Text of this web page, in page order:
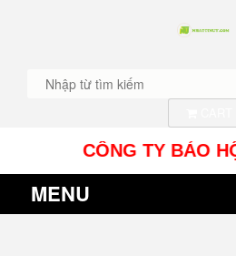
CÔNG TY BẢO
MENU